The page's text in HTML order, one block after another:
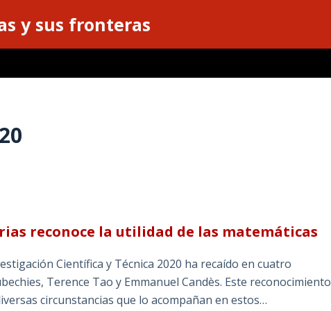
y sus fronteras
reconoce la utilidad de las matemáticas
Científica y Técnica 2020 ha recaído en cuatro
Terence Tao y Emmanuel Candès. Este reconocimiento
circunstancias que lo acompañan en estos…